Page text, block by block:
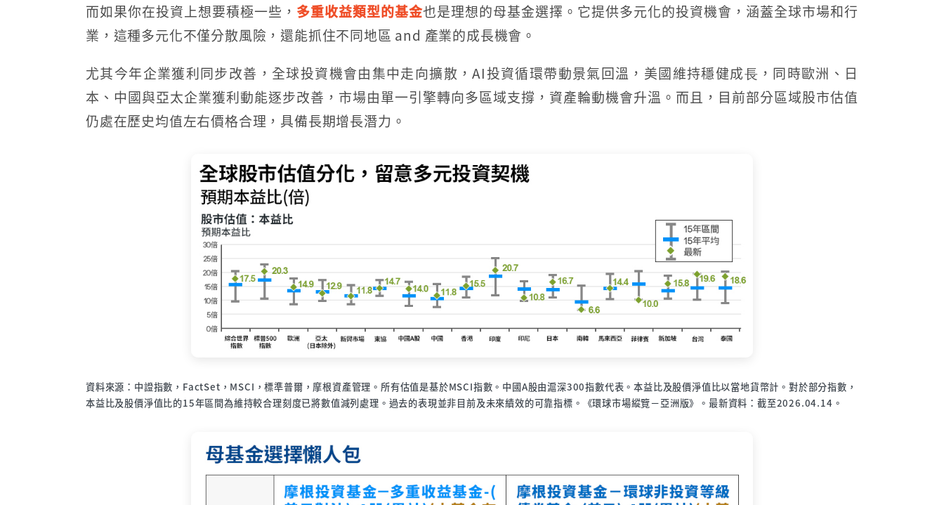
而如果你在投資上想要積極一些， 多重收益類型的基金也是理想的母基金選擇。它提供多元化的投資機會，涵蓋全球市場和行
業，這種多元化不僅分散風險，還能抓住不同地區 and 產業的成長機會。
尤其今年企業獲利同步改善，全球投資機會由集中走向擴散，AI投資循環帶動景氣回溫，美國維持穩健成⾧，同時歐洲、日
本、中國與亞太企業獲利動能逐步改善，市場由單一引擎轉向多區域支撐，資產輪動機會升溫。而且，目前部分區域股市估值
仍處在歷史均值左右價格合理，具備長期增長潛力。
資料來源：中證指數，FactSet，MSCI，標準普爾，摩根資產管理。所有估值是基於MSCI指數。中國A股由滬深300指數代表。本益比及股價淨值比以當地貨幣計。對於部分指數，
本益比及股價淨值比的15年區間為維持較合理刻度已將數值減列處理。過去的表現並非目前及未來績效的可靠指標。《環球市場縱覽－亞洲版》。最新資料：截至2026.04.14。